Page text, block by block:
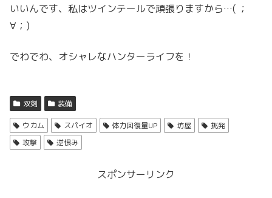
いいんです、私はツインテールで頑張りますから…( ；
∀；)
でわでわ、オシャレなハンターライフを！
双剣 装備
ウカム スパイオ 体力回復量UP 坊屋
挑発
攻撃
逆恨み
スポンサーリンク